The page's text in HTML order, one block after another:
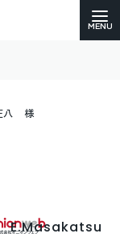
八 様
E.Masakatsu